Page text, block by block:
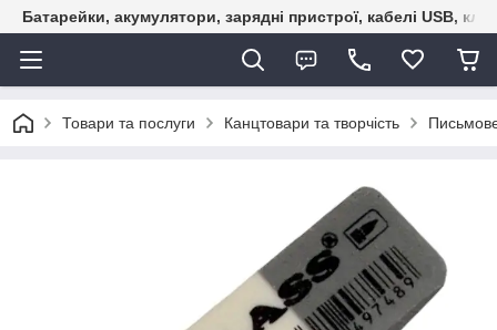
Батарейки, акумулятори, зарядні пристрої, кабелі USB,
Товари та послуги Канцтовари та творчість